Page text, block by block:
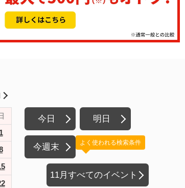
日
1
今日 明日
今週末
11月すべてのイベント
よく使われる検索条件